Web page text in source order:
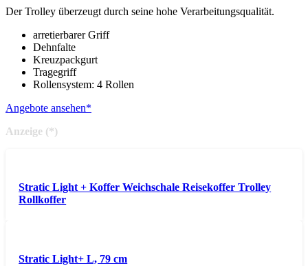
Der Trolley überzeugt durch seine hohe Verarbeitungsqualität.
arretierbarer Griff
Dehnfalte
Kreuzpackgurt
Tragegriff
Rollensystem: 4 Rollen
Angebote ansehen*
Anzeige (*)
Stratic Light + Koffer Weichschale Reisekoffer Trolley
Rollkoffer
Stratic Light+ L, 79 cm